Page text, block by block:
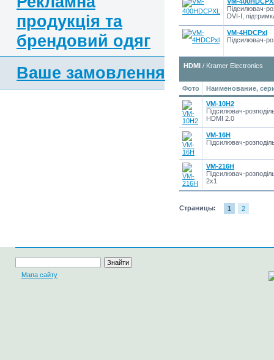
продукція та
брендовий одяг
Ваше замовлення
Підсилювач-
DVI-I,
VM-4HDCPxl
Підсилювач-
HDMI / Kramer Electronics
Фото Наименование,
VM-10H2
Підсилювач-
HDMI 2.0
VM-16H
Підсилювач-
VM-216H
Підсилювач-
2х1
Страницы: 1 2
Мапа сайту